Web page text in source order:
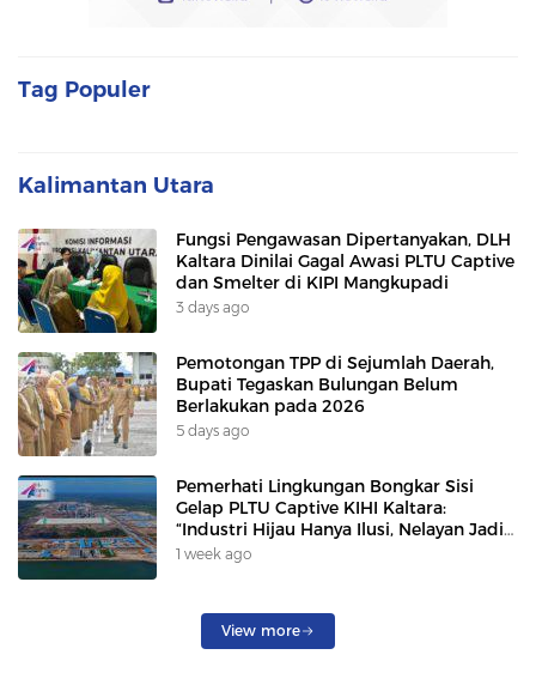
Tag Populer
Kalimantan Utara
Fungsi Pengawasan Dipertanyakan, DLH
Kaltara Dinilai Gagal Awasi PLTU Captive
dan Smelter di KIPI Mangkupadi
3 days ago
Pemotongan TPP di Sejumlah Daerah,
Bupati Tegaskan Bulungan Belum
Berlakukan pada 2026
5 days ago
Pemerhati Lingkungan Bongkar Sisi
Gelap PLTU Captive KIHI Kaltara:
“Industri Hijau Hanya Ilusi, Nelayan Jadi
Korban”
1 week ago
View more